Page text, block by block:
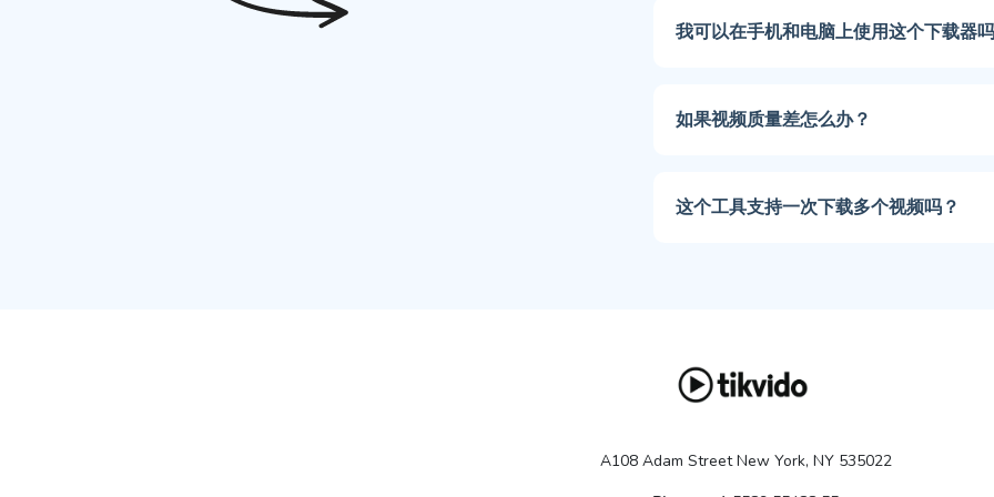
我可以在手机和电脑上使用这个下载器
如果视频质量差怎么办？
这个工具支持一次下载多个视频吗？
A108 Adam Street New York, NY 535022